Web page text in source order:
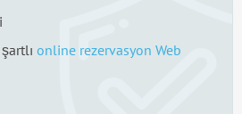
online rezervasyon Web